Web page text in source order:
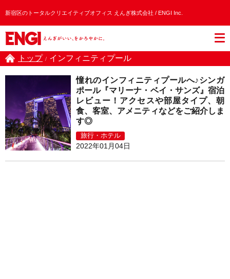
新宿区のトータルクリエイティブオフィス えんぎ株式会社 / ENGI Inc.
トップ / インフィニティプール
憧れのインフィニティプールへ♪シンガ
ポール『マリーナ・ベイ・サンズ』宿泊
レビュー！アクセスや部屋タイプ、朝
食、客室、アメニティなどをご紹介しま
す◎
旅行・ホテル
2022年01月04日